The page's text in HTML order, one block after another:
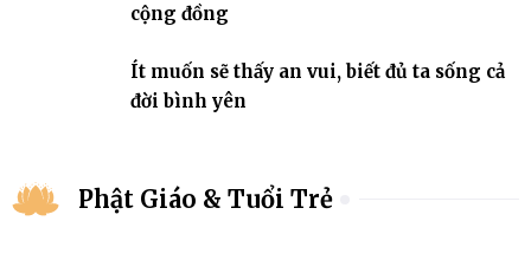
cộng đồng
Ít muốn sẽ thấy an vui, biết đủ ta sống cả
đời bình yên
Phật Giáo & Tuổi Trẻ